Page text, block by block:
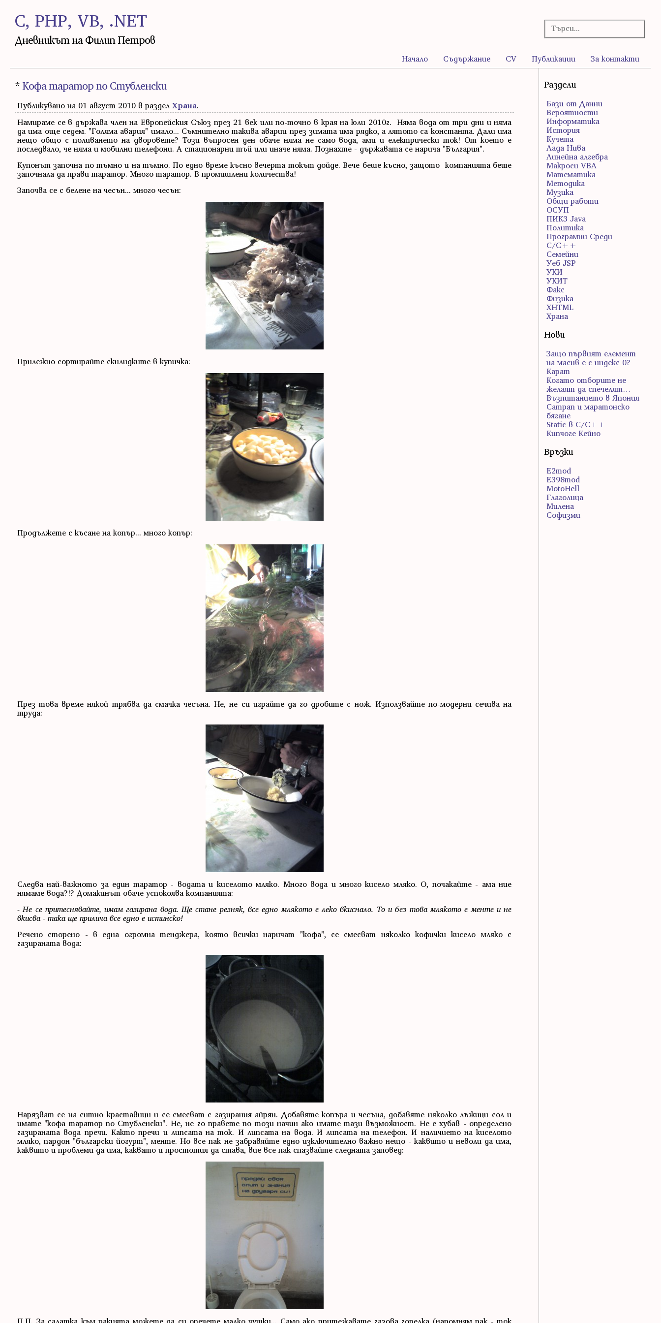
C, PHP, VB, .NET
Дневникът на Филип Петров
Начало Съдържание CV Публикации За контакти
* Кофа таратор по Стубленски
Публикувано на 01 август 2010 в раздел Храна.
Намираме се в държава член на Европейския Съюз през 21 век или по-точно в края на юли 2010г. Няма вода от три дни и няма
да има още седем. "Голяма авария" имало... Съмнително такива аварии през зимата има рядко, а лятото са константа. Дали има
нещо общо с поливането на дворовете? Този въпросен ден обаче няма не само вода, ами и електрически ток! От което е
последвало, че няма и мобилни телефони. А стационарни тъй или иначе няма. Познахте - държавата се нарича "България".
Купонът започна по тъмно и на тъмно. По едно време късно вечерта токът дойде. Вече беше късно, защото компанията беше
започнала да прави таратор. Много таратор. В промишлени количества!
Започва се с белене на чесън... много чесън:
Прилежно сортирайте скилидките в купичка:
Продължете с късане на копър... много копър:
През това време някой трябва да смачка чесъна. Не, не си играйте да го дробите с нож. Използвайте по-модерни сечива на
труда:
Следва най-важното за един таратор - водата и киселото мляко. Много вода и много кисело мляко. О, почакайте - ама ние
нямаме вода?!? Домакинът обаче успокоява компанията:
- Не се притеснявайте, имам газирана вода. Ще стане резняк, все едно млякото е леко вкиснало. То и без това млякото е менте и не
вкисва - така ще прилича все едно е истинско!
Речено сторено - в една огромна тенджера, която всички наричат "кофа", се смесват няколко кофички кисело мляко с
газираната вода:
Нарязват се на ситно краставици и се смесват с газирания айрян. Добавяте копъра и чесъна, добавяте няколко лъжици сол и
имате "кофа таратор по Стубленски". Не, не го правете по този начин ако имате тази възможност. Не е хубав - определено
газираната вода пречи. Както пречи и липсата на ток. И липсата на вода. И липсата на телефон. И наличието на киселото
мляко, пардон "български йогурт", менте. Но все пак не забравяйте едно изключително важно нещо - каквито и неволи да има,
каквито и проблеми да има, каквато и простотия да става, вие все пак спазвайте следната заповед:
Раздели
Бази от Данни
Вероятности
Информатика
История
Кучета
Лада Нива
Линейна алгебра
Макроси VBA
Математика
Методика
Музика
Общи работи
ОСУП
ПИК3 Java
Политика
Програмни Среди
С/С++
Семейни
Уеб JSP
УКИ
УКИТ
Факс
Физика
ХHTML
Храна
Нови
Защо първият елемент
на масив е с индекс 0?
Карат
Когато отборите не
желаят да спечелят…
Възпитанието в Япония
Сатрап и маратонско
бягане
Static в C/C++
Кипчоге Кейно
Връзки
E2mod
E398mod
MotoHell
Глаголица
Милена
Софизми